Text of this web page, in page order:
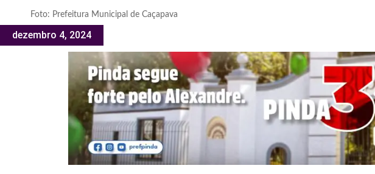
Foto: Prefeitura Municipal de Caçapava
dezembro 4, 2024